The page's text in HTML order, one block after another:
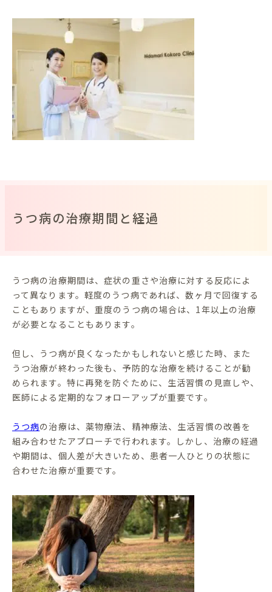
うつ病の治療期間と経過
うつ病の治療期間は、症状の重さや治療に対する反応によ
って異なります。軽度のうつ病であれば、数ヶ月で回復する
こともありますが、重度のうつ病の場合は、1年以上の治療
が必要となることもあります。
但し、うつ病が良くなったかもしれないと感じた時、また
うつ治療が終わった後も、予防的な治療を続けることが勧
められます。特に再発を防ぐために、生活習慣の見直しや、
医師による定期的なフォローアップが重要です。
うつ病の治療は、薬物療法、精神療法、生活習慣の改善を
組み合わせたアプローチで行われます。しかし、治療の経過
や期間は、個人差が大きいため、患者一人ひとりの状態に
合わせた治療が重要です。